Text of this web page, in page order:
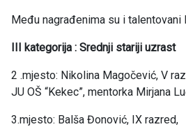
Među nagrađenima su i
III kategorija : Srednji stariji uzrast
2 .mjesto: Nikolina Magočević, V
JU OŠ “Kekec”, mentorka Mirjana
3.mjesto: Balša Đonović, IX razred,